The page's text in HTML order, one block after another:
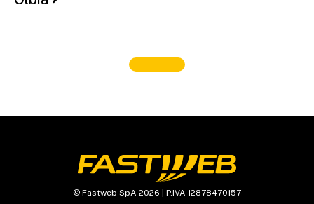
© Fastweb SpA 2026 | P.IVA 12878470157